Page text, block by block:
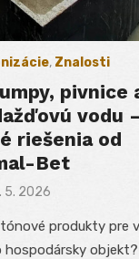
, Znalosti
pivnice
vodu
riešenia od
Bet
5. 2026
produkty pre
hospodársky objekt?